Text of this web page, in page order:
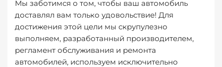
Мы заботимся о том, чтобы ваш автомобиль
доставлял вам только удовольствие! Для
достижения этой цели мы скрупулезно
выполняем, разработанный производителем,
регламент обслуживания и ремонта
автомобилей, используем исключительно